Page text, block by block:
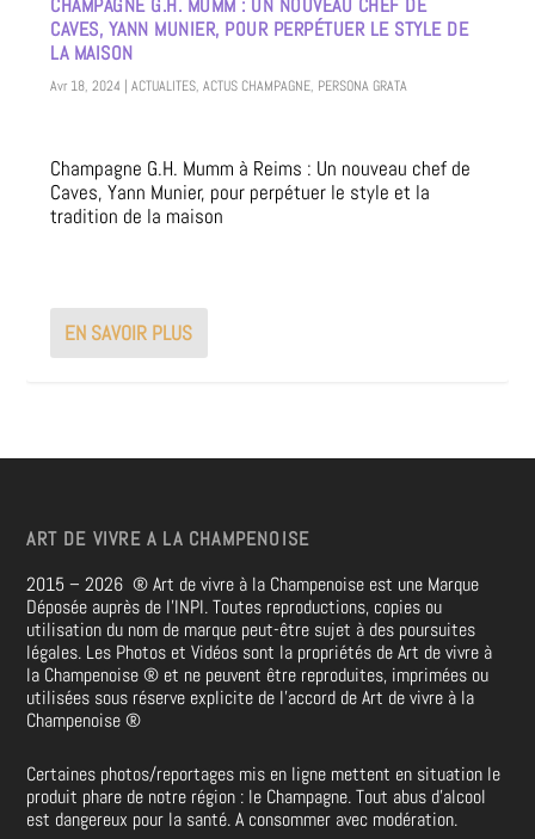
CHAMPAGNE G.H. MUMM : UN NOUVEAU CHEF DE
CAVES, YANN MUNIER, POUR PERPÉTUER LE STYLE DE
LA MAISON
Avr 18, 2024 |ACTUALITES,ACTUS CHAMPAGNE, PERSONA GRATA
Champagne G.H. Mumm à Reims : Un nouveau chef de
Caves, Yann Munier, pour perpétuer le style et la
tradition de la maison
EN SAVOIR PLUS
ART DE VIVRE A LA CHAMPENOISE
2015 – 2026®Art de vivre à la Champenoise est une Marque
Déposée auprès de l’INPI. Toutes reproductions, copies ou
utilisation du nom de marque peut-être sujet à des poursuites
légales. Les Photos et Vidéos sont la propriétés de Art de vivre à
la Champenoise® et ne peuvent être reproduites, imprimées ou
utilisées sous réserve explicite de l’accord de Art de vivre à la
Champenoise®
Certaines photos/reportages mis en ligne mettent en situation le
produit phare de notre région : le Champagne. Tout abus d’alcool
est dangereux pour la santé. A consommer avec modération.